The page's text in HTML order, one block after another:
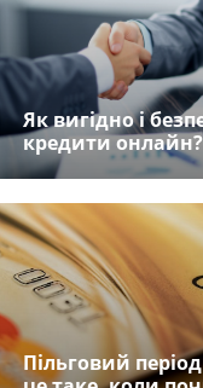
Як вигідно і
кредити онлайн?
Пільговий